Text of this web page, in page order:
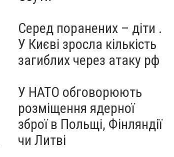
Серед поранених – діти .
У Києві зросла кількість
загиблих через атаку рф
У НАТО обговорюють
розміщення ядерної
зброї в Польщі, Фінляндії
чи Литві